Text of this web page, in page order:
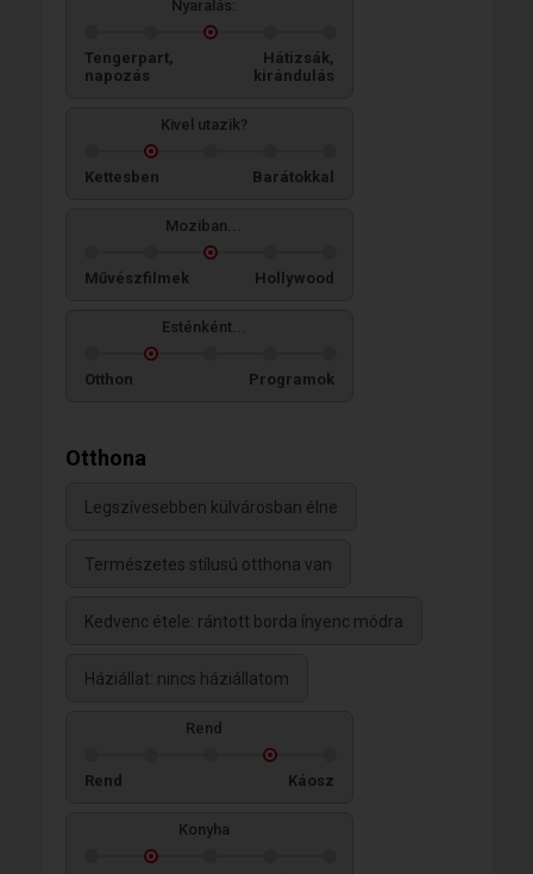
Nyaralás:
Tengerpart,
napozás
Hátizsák,
kirándulás
Kivel utazik?
Kettesben Barátokkal
Moziban...
Művészfilmek Hollywood
Esténként...
Otthon Programok
Otthona
Legszívesebben külvárosban élne
Természetes stílusú otthona van
Kedvenc étele: rántott borda ínyenc módra
Háziállat: nincs háziállatom
Rend
Rend Káosz
Konyha